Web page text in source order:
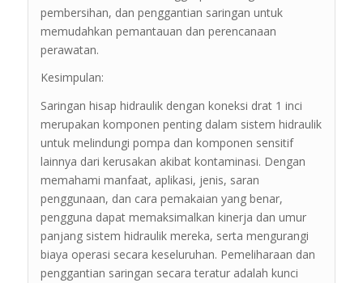
pembersihan, dan penggantian saringan untuk
memudahkan pemantauan dan perencanaan
perawatan.
Kesimpulan:
Saringan hisap hidraulik dengan koneksi drat 1 inci
merupakan komponen penting dalam sistem hidraulik
untuk melindungi pompa dan komponen sensitif
lainnya dari kerusakan akibat kontaminasi. Dengan
memahami manfaat, aplikasi, jenis, saran
penggunaan, dan cara pemakaian yang benar,
pengguna dapat memaksimalkan kinerja dan umur
panjang sistem hidraulik mereka, serta mengurangi
biaya operasi secara keseluruhan. Pemeliharaan dan
penggantian saringan secara teratur adalah kunci